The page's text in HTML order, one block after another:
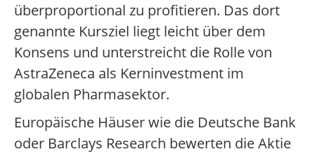
überproportional zu profitieren. Das dort
genannte Kursziel liegt leicht über dem
Konsens und unterstreicht die Rolle von
AstraZeneca als Kerninvestment im
globalen Pharmasektor.
Europäische Häuser wie die Deutsche Bank
oder Barclays Research bewerten die Aktie